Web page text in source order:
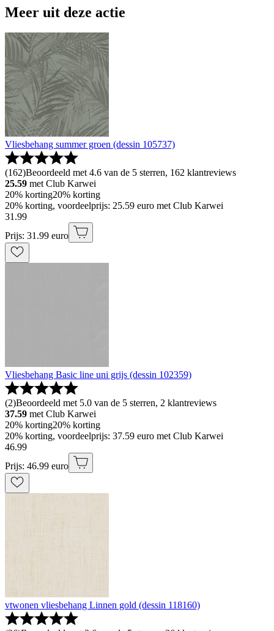
Meer uit deze actie
Vliesbehang summer groen (dessin 105737)
(162)Beoordeeld met 4.6 van de 5 sterren, 162 klantreviews
25.59 met Club Karwei
20% korting20% korting
20% korting, voordeelprijs: 25.59 euro met Club Karwei
31.99
Prijs: 31.99 euro
Vliesbehang Basic line uni grijs (dessin 102359)
(2)Beoordeeld met 5.0 van de 5 sterren, 2 klantreviews
37.59 met Club Karwei
20% korting20% korting
20% korting, voordeelprijs: 37.59 euro met Club Karwei
46.99
Prijs: 46.99 euro
vtwonen vliesbehang Linnen gold (dessin 118160)